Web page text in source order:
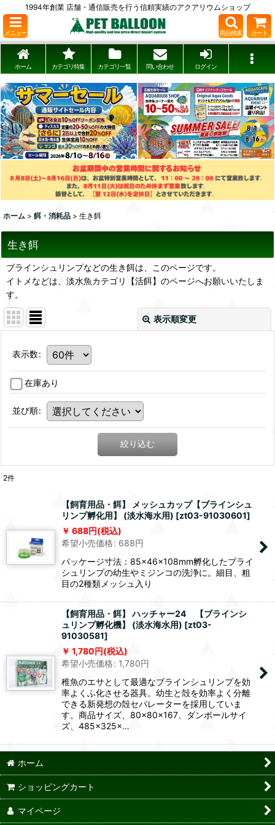
1994年創業 店舗・通信販売を行う信頼実績のアクアリウムショップ
メニュー 商品検索 カート
ホーム カテゴリ特集 カテゴリ一覧 問い合わせ ログイン
ホーム > 餌・消耗品 > 生き餌
生き餌
ブラインシュリンプなどの生き餌は、このページです。
イトメなどは、淡水魚カテゴリ【活餌】のページへお願いいたしま
す。
表示順変更
表示数:
在庫あり
並び順:
絞り込む
2件
【飼育用品・餌】 メッシュカップ【ブラインシュ
リンプ孵化用】 (淡水海水用) [zt03-91030601]
688円(税込)
希望小売価格: 688円
パッケージ寸法：85×46×108mm孵化したブライ
シュリンプの幼生やミジンコの洗浄に。細目、粗
目の2種類メッシュ入り
【飼育用品・餌】 ハッチャー24 【ブラインシ
ュリンプ孵化機】 (淡水海水用) [zt03-
91030581]
1,780円(税込)
希望小売価格: 1,780円
稚魚のエサとして最適なブラインシュリンプを効
率よくふ化させる器具。幼生と殻を効率よく分離
できる新発想の殻セパレーターを採用していま
す。商品サイズ、80×80×167、ダンボールサイ
ズ、485×325×…
ホーム
ショッピングカート
マイページ